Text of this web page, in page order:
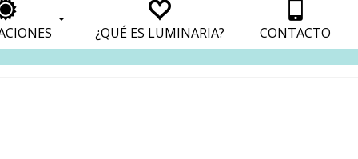
¿QUÉ ES LUMINARIA? CONTACTO